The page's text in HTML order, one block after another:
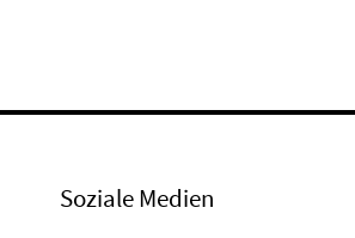
Soziale Medien